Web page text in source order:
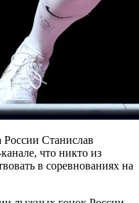
Станислав
что никто из
в соревнованиях на